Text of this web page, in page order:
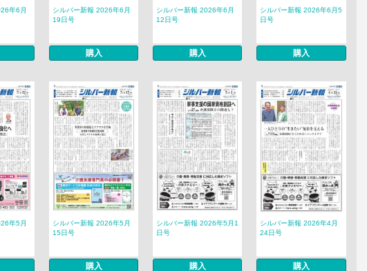
年6月
シルバー新報 2026年6月
19日号
購入
シルバー新報 2026年6月
12日号
購入
シルバー新報 2026年6月5
日号
購入
年5月
シルバー新報 2026年5月
15日号
購入
シルバー新報 2026年5月1
日号
購入
シルバー新報 2026年4月
24日号
購入